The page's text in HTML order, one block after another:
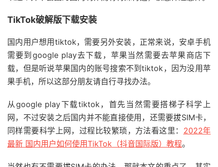
TikTok破解版下载安装
国内用户想用tiktok，需要另外安装，正常来说，安卓手机
需要到google play去下载，苹果当然需要去苹果商店下
载，但是听说苹果国内的账号搜索不到tiktok，因为没用苹
果手机，所以这部分朋友请自行寻找办法。
从google play下载tiktok，首先当然需要搭梯子科学上
网，不过安装之后国内并不能直接使用，还需要拔SIM卡，
同样需要科学上网，过程比较繁琐，方法看这里： 2022年
最新 国内用户如何使用TikTok（抖音国际版）教程。